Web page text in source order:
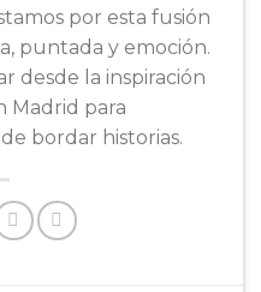
por esta fusión
puntada y emoción.
desde la inspiración
Madrid para
bordar historias.